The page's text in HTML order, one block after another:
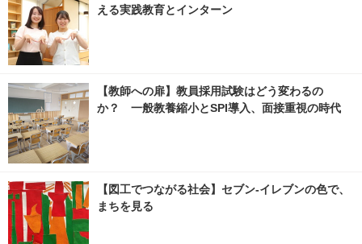
える実践教育とインターン
【教師への扉】教員採用試験はどう変わるの
か？ 一般教養縮小とSPI導入、面接重視の時代
【図工でつながる社会】セブン‐イレブンの色で、
まちを見る